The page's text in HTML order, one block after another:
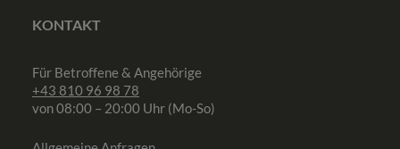
KONTAKT
Für Betroffene & Angehörige
+43 810 96 98 78
von 08:00 – 20:00 Uhr (Mo-So)